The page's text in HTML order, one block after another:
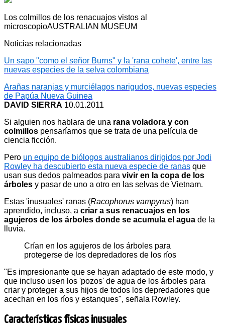
Los colmillos de los renacuajos vistos al
microscopioAUSTRALIAN MUSEUM
Noticias relacionadas
Un sapo "como el señor Burns" y la 'rana cohete', entre las
nuevas especies de la selva colombiana
Arañas naranjas y murciélagos narigudos, nuevas especies
de Papúa Nueva Guinea
DAVID SIERRA 10.01.2011
Si alguien nos hablara de una rana voladora y con
colmillos pensaríamos que se trata de una película de
ciencia ficción.
Pero un equipo de biólogos australianos dirigidos por Jodi
Rowley ha descubierto esta nueva especie de ranas que
usan sus dedos palmeados para vivir en la copa de los
árboles y pasar de uno a otro en las selvas de Vietnam.
Estas 'inusuales' ranas (Racophorus vampyrus) han
aprendido, incluso, a criar a sus renacuajos en los
agujeros de los árboles donde se acumula el agua de la
lluvia.
Crían en los agujeros de los árboles para
protegerse de los depredadores de los ríos
"Es impresionante que se hayan adaptado de este modo, y
que incluso usen los 'pozos' de agua de los árboles para
criar y proteger a sus hijos de todos los depredadores que
acechan en los ríos y estanques", señala Rowley.
Características físicas inusuales